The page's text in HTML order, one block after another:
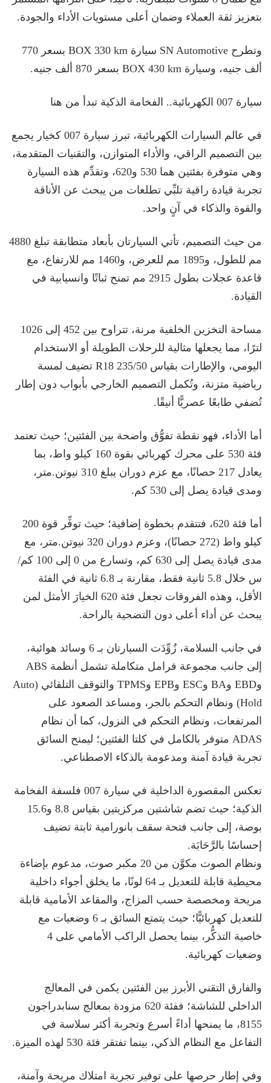
بتعزيز ثقة العملاء وضمان أعلى مستويات الأداء والجودة.
وتطرح SN Automotive سيارة BOX 330 km بسعر 770
ألف جنيه، وسيارة BOX 430 km بسعر 870 ألف جنيه.
سيارة 007 الكهربائية.. الفخامة الذكية تبدأ من هنا
في عالم السيارات الكهربائية، تبرز سيارة 007 كخيار يجمع
بين التصميم الراقي، والأداء المتوازن، والتقنيات المتقدمة،
وهي متوفرة بفئتين هما 530 و620، وتقدِّم هذه السيارة
تجربة قيادة راقية تلبِّي تطلعات من يبحث عن الأناقة
والقوة والذكاء في آنٍ واحد.
من حيث التصميم، تأتي السيارتان بأبعاد متطابقة تبلغ 4880
مم للطول، و1895 مم للعرض، و1460 مم للارتفاع، مع
قاعدة عجلات بطول 2915 مم تمنح ثباتًا وانسيابية في
القيادة.
مساحة التخزين الخلفية مرنة، تتراوح بين 452 إلى 1026
لترًا، مما يجعلها مثالية للرحلات الطويلة أو الاستخدام
اليومي، والإطارات بقياس 235/50 R18 تضيف لمسة
رياضية متزنة، وتُكمل التصميم الخارجي بأبواب دون إطار
تُضفي طابعًا عصريًّا أنيقًا.
أما الأداء، فهو نقطة تفوُّق واضحة بين الفئتين؛ حيث تعتمد
فئة 530 على محرك كهربائي بقوة 160 كيلو واط، بما
يعادل 217 حصانًا، مع عزم دوران يبلغ 310 نيوتن.متر،
ومدى قيادة يصل إلى 530 كم.
أما فئة 620، فتتقدم بخطوة إضافية؛ حيث توفِّر قوة 200
كيلو واط (272 حصانًا)، وعزم دوران 320 نيوتن.متر، مع
مدى قيادة يصل إلى 630 كم، وتسارع من 0 إلى 100 كم/
س خلال 5.8 ثانية فقط، مقارنة بـ 6.8 ثانية في الفئة
الأقل، وهذه الفروقات تجعل فئة 620 الخيارَ الأمثل لمن
يبحث عن أداء أعلى دون التضحية بالراحة.
في جانب السلامة، زُوِّدَت السيارتان بـ 6 وسائد هوائية،
إلى جانب مجموعة فرامل متكاملة تشمل أنظمة ABS
وEBD وBA وESC وEPB وTPMS والتوقف التلقائي (Auto
Hold) ونظام التحكم بالجر، ومساعد الصعود على
المرتفعات، ونظام التحكم في النزول، كما أن نظام
ADAS متوفر بالكامل في كلتا الفئتين؛ ليمنح السائق
تجربة قيادة آمنة ومدعومة بالذكاء الاصطناعي.
تعكس المقصورة الداخلية في سيارة 007 فلسفة الفخامة
الذكية؛ حيث تضم شاشتين مركزيتين بقياس 8.8 و15.6
بوصة، إلى جانب فتحة سقف بانورامية ثابتة تضيف
إحساسًا بالرَّحَابَة.
ونظام الصوت مكوَّن من 20 مكبر صوت، مدعوم بإضاءة
محيطية قابلة للتعديل بـ 64 لونًا، ما يخلق أجواء داخلية
مريحة ومخصصة حسب المزاج، والمقاعد الأمامية قابلة
للتعديل كهربائيًّا؛ حيث يتمتع السائق بـ 6 وضعيات مع
خاصية التذكُّر، بينما يحصل الراكب الأمامي على 4
وضعيات كهربائية.
والفارق التقني الأبرز بين الفئتين يكمن في المعالج
الداخلي للشاشة؛ ففئة 620 مزودة بمعالج سنابدراجون
8155، ما يمنحها أداءً أسرع وتجربة أكثر سلاسة في
التفاعل مع النظام الذكي، بينما تفتقر فئة 530 لهذه الميزة.
وفي إطار حرصها على توفير تجربة امتلاك مريحة وآمنة،